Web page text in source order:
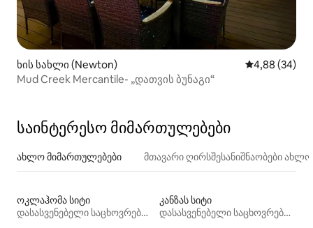
ხის სახლი (Newton) საშუალო
4,88 (34)
Mud Creek Mercantile- „დათვის ბუნაგი“
საინტერესო მიმართულებები
ახლო მიმართულებები მთავარი ღირსშესანიშნაობები
ოკლაჰომა სიტი
დასასვენებელი საცხოვრებლები
კანზას სიტი
დასასვენებელი საცხოვრებლები